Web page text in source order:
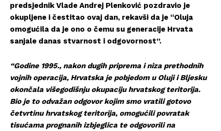
predsjednik Vlade Andrej Plenković pozdravio je
okupljene i čestitao ovaj dan, rekavši da je “Oluja
omogućila da je ono o čemu su generacije Hrvata
sanjale danas stvarnost i odgovornost”.
“Godine 1995., nakon dugih priprema i niza prethodnih
vojnih operacija, Hrvatska je pobjedom u Oluji i Bljesku
okončala višegodišnju okupaciju hrvatskog teritorija.
Bio je to odvažan odgovor kojim smo vratili gotovo
četvrtinu hrvatskog teritorija, omogućili povratak
tisućama prognanih izbjeglica te odgovorili na